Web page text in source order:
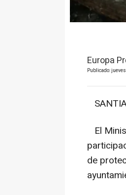
Europa
Publicado:
El
de